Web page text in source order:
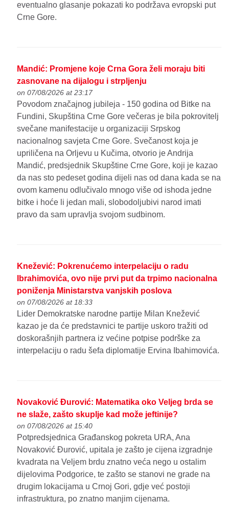
eventualno glasanje pokazati ko podržava evropski put
Crne Gore.
Mandić: Promjene koje Crna Gora želi moraju biti
zasnovane na dijalogu i strpljenju
on 07/08/2026 at 23:17
Povodom značajnog jubileja - 150 godina od Bitke na
Fundini, Skupština Crne Gore večeras je bila pokrovitelj
svečane manifestacije u organizaciji Srpskog
nacionalnog savjeta Crne Gore. Svečanost koja je
upriličena na Orljevu u Kučima, otvorio je Andrija
Mandić, predsjednik Skupštine Crne Gore, koji je kazao
da nas sto pedeset godina dijeli nas od dana kada se na
ovom kamenu odlučivalo mnogo više od ishoda jedne
bitke i hoće li jedan mali, slobodoljubivi narod imati
pravo da sam upravlja svojom sudbinom.
Knežević: Pokrenućemo interpelaciju o radu
Ibrahimovića, ovo nije prvi put da trpimo nacionalna
poniženja Ministarstva vanjskih poslova
on 07/08/2026 at 18:33
Lider Demokratske narodne partije Milan Knežević
kazao je da će predstavnici te partije uskoro tražiti od
doskorašnjih partnera iz većine potpise podrške za
interpelaciju o radu šefa diplomatije Ervina Ibahimovića.
Novaković Đurović: Matematika oko Veljeg brda se
ne slaže, zašto skuplje kad može jeftinije?
on 07/08/2026 at 15:40
Potpredsjednica Građanskog pokreta URA, Ana
Novaković Đurović, upitala je zašto je cijena izgradnje
kvadrata na Veljem brdu znatno veća nego u ostalim
dijelovima Podgorice, te zašto se stanovi ne grade na
drugim lokacijama u Crnoj Gori, gdje već postoji
infrastruktura, po znatno manjim cijenama.